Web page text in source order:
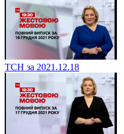
ТСН за 2021.12.18